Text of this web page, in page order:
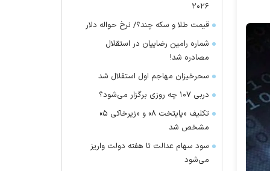
۲۰۲۶
قیمت طلا و سکه چند؟/ نرخ حواله دلار
شماره رامین رضاییان در استقلال
مصادره شد!
سحرخیزان مهاجم اول استقلال شد
دربی ۱۰۷ چه روزی برگزار می‌شود؟
تکلیف «پایتخت ۸» و «زیرخاکی ۵»
مشخص شد
سود سهام عدالت تا هفته دولت واریز
می‌شود